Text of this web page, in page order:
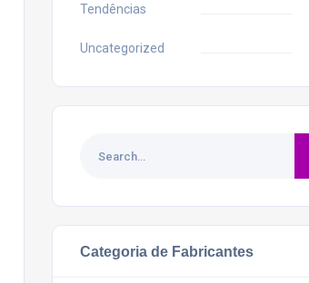
Tendências
Uncategorized
Categoria de Fabricantes